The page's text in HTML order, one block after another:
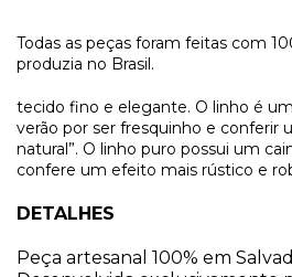
Todas as peças foram feitas com
produzia no Brasil.
tecido fino e elegante. O linho é
verão por ser fresquinho e conferir
natural”. O linho puro possui um
confere um efeito mais rústico e
DETALHES
Peça artesanal 100% em